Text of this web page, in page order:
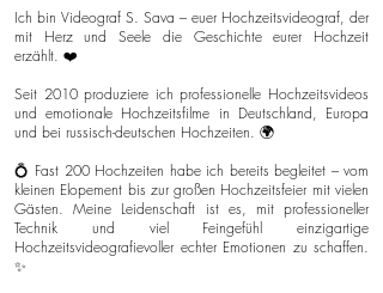
Ich bin Videograf S. Sava – euer Hochzeitsvideograf, der
mit Herz und Seele die Geschichte eurer Hochzeit
erzählt. ❤️
Seit 2010 produziere ich professionelle Hochzeitsvideos
und emotionale Hochzeitsfilme in Deutschland, Europa
und bei russisch-deutschen Hochzeiten. 🌍
💍 Fast 200 Hochzeiten habe ich bereits begleitet – vom
kleinen Elopement bis zur großen Hochzeitsfeier mit vielen
Gästen. Meine Leidenschaft ist es, mit professioneller
Technik und viel Feingefühl einzigartige
Hochzeitsvideografievoller echter Emotionen zu schaffen.
✨